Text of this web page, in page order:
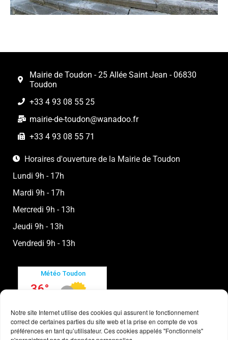
Notre site Internet utilise des cookies qui assurent le fonctionnement
correct de certaines parties du site web et la prise en compte de vos
préférences en tant qu’utilisateur. Ces cookies appelés "Fonctionnels"
Mairie de Toudon - 25 Allée Saint Jean - 06830
Toudon
+33 4 93 08 55 25
mairie-de-toudon@wanadoo.fr
+33 4 93 08 55 71
Horaires d'ouverture de la Mairie de Toudon
Lundi 9h - 17h
Mardi 9h - 17h
Mercredi 9h - 13h
Jeudi 9h - 13h
Vendredi 9h - 13h